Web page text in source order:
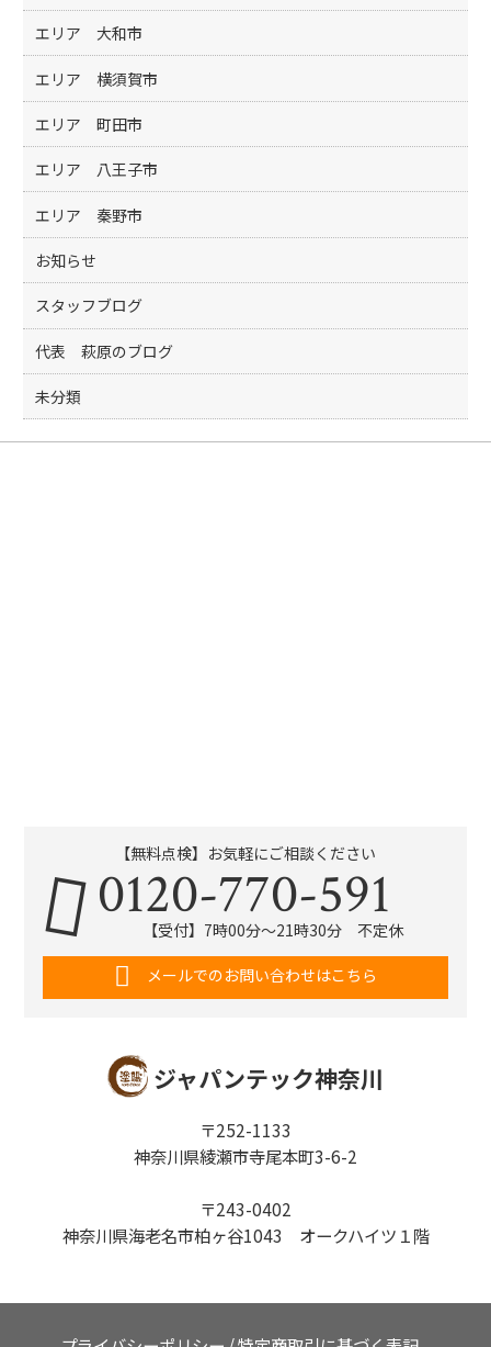
エリア 大和市
エリア 横須賀市
エリア 町田市
エリア 八王子市
エリア 秦野市
お知らせ
スタッフブログ
代表 萩原のブログ
未分類
【無料点検】お気軽にご相談ください
0120-770-591
【受付】7時00分～21時30分 不定休
メールでのお問い合わせはこちら
ジャパンテック神奈川
〒252-1133
神奈川県綾瀬市寺尾本町3-6-2
〒243-0402
神奈川県海老名市柏ヶ谷1043 オークハイツ１階